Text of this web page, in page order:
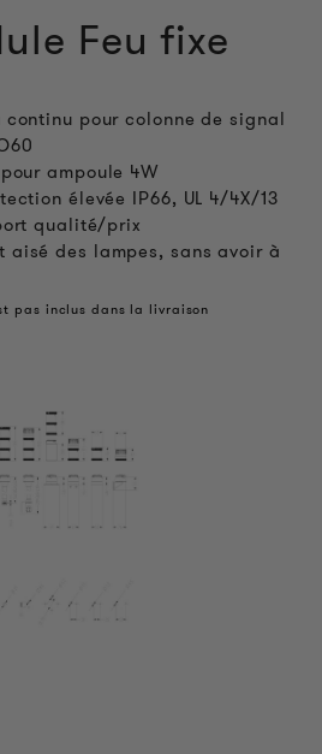
Feu fixe
continu pour colonne de signal
ampoule 4W
élevée IP66, UL 4/4X/13
qualité/prix
aisé des lampes, sans avoir à
pas inclus dans la livraison